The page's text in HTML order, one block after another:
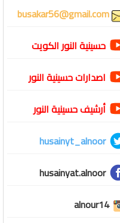
حسينية النور الكويت
اصدارات حسينية النور
أرشيف حسينية النور
husainyt_alnoor
husainyat.alnoor
alnour14